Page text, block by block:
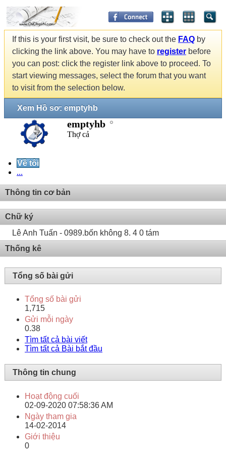
If this is your first visit, be sure to check out the FAQ by
clicking the link above. You may have to register before
you can post: click the register link above to proceed. To
start viewing messages, select the forum that you want
to visit from the selection below.
Xem Hồ sơ: emptyhb
emptyhb
Thợ cả
Về tôi
...
Thông tin cơ bản
Chữ ký
Lê Anh Tuấn - 0989.bốn không 8. 4 0 tám
Thống kê
Tổng số bài gửi
Tổng số bài gửi
1,715
Gửi mỗi ngày
0.38
Tìm tất cả bài viết
Tìm tất cả Bài bắt đầu
Thông tin chung
Hoạt động cuối
02-09-2020 07:58:36 AM
Ngày tham gia
14-02-2014
Giới thiệu
0